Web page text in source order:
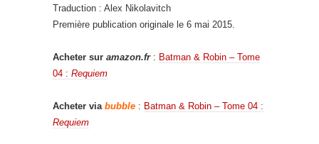
Traduction : Alex Nikolavitch
Première publication originale le 6 mai 2015.
Acheter sur amazon.fr: Batman & Robin – Tome
04 : Requiem
Acheter via bubble : Batman & Robin – Tome 04 :
Requiem